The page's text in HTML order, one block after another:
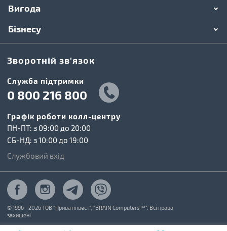
Вигода
Бізнесу
Зворотній зв'язок
Cлужба підтримки
0 800 216 800
Графік роботи колл-центру
ПН-ПТ: з 09:00 до 20:00
СБ-НД: з 10:00 до 19:00
Службовий вхід
© 1996 - 2026 ТОВ "Приватінвест", "BRAIN Computers™". Всі права
захищені